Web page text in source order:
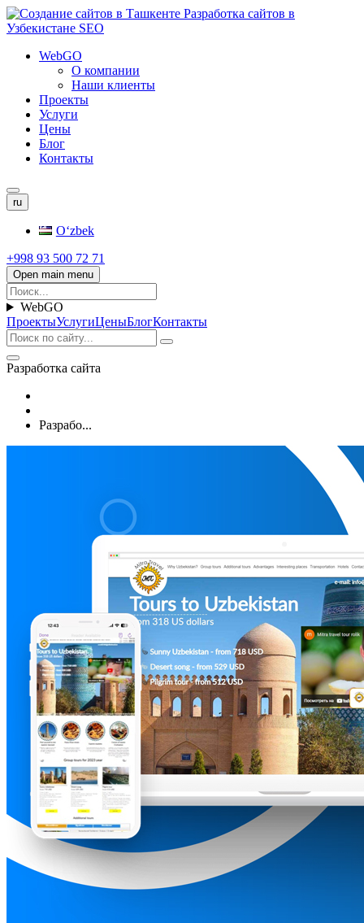
WebGO
О компании
Наши клиенты
Проекты
Услуги
Цены
Блог
Контакты
ru
Oʻzbek
+998 93 500 72 71
Open main menu
WebGO
ПроектыУслугиЦеныБлогКонтакты
Разработка сайта
Разрабо...